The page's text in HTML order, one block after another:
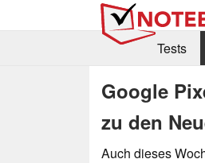
Tests
Google
zu den
Auch dieses